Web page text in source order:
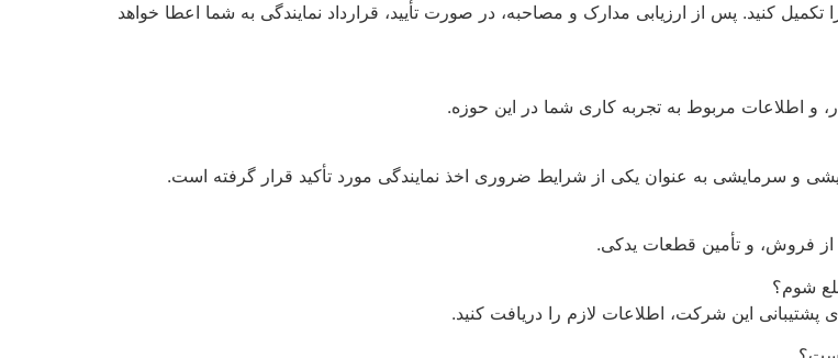
تکمیل کنید. پس از ارزیابی مدارک و مصاحبه، در صورت تأیید، قرارداد نمایندگی به شما اعطا خواهد
و اطلاعات مربوط به تجربه کاری شما در این حوزه.
و سرمایشی به عنوان یکی از شرایط ضروری اخذ نمایندگی مورد تأکید قرار گرفته است.
فروش، و تأمین قطعات یدکی.
پشتیبانی این شرکت، اطلاعات لازم را دریافت کنید.